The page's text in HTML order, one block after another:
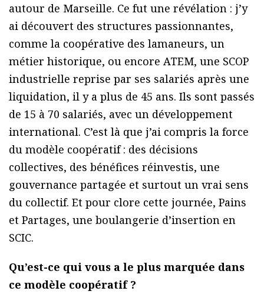
autour de Marseille. Ce fut une révélation : j’y
ai découvert des structures passionnantes,
comme la coopérative des lamaneurs, un
métier historique, ou encore ATEM, une SCOP
industrielle reprise par ses salariés après une
liquidation, il y a plus de 45 ans. Ils sont passés
de 15 à 70 salariés, avec un développement
international. C’est là que j’ai compris la force
du modèle coopératif : des décisions
collectives, des bénéfices réinvestis, une
gouvernance partagée et surtout un vrai sens
du collectif. Et pour clore cette journée, Pains
et Partages, une boulangerie d’insertion en
SCIC.
Qu’est-ce qui vous a le plus marquée dans
ce modèle coopératif ?